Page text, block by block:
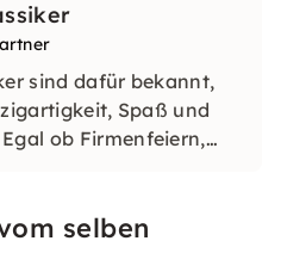
sind dafür bekannt,
Spaß und
ob Firmenfeiern,
nicht vergessen
selben